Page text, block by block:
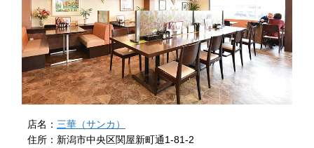
店名： 三華（サンカ）
住所：新潟市中央区関屋新町通1-81-2